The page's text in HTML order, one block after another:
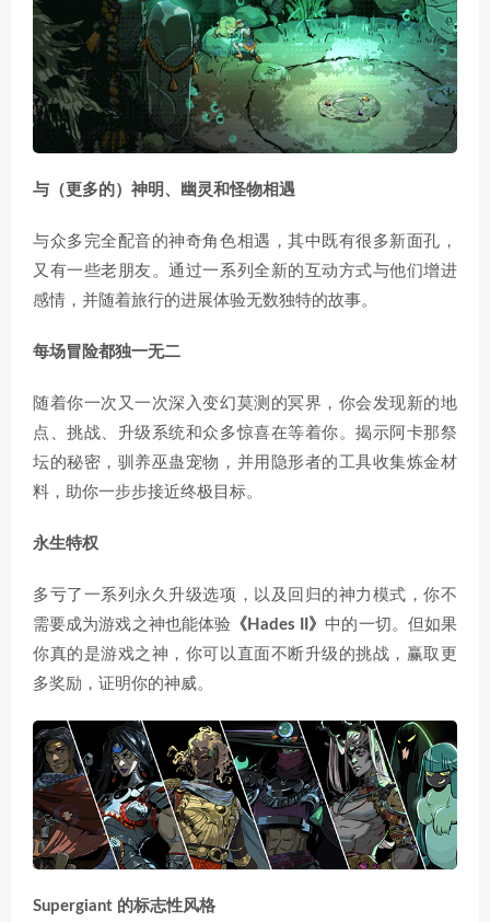
与（更多的）神明、幽灵和怪物相遇
与众多完全配音的神奇角色相遇，其中既有很多新面孔，
又有一些老朋友。通过一系列全新的互动方式与他们增进
感情，并随着旅行的进展体验无数独特的故事。
每场冒险都独一无二
随着你一次又一次深入变幻莫测的冥界，你会发现新的地
点、挑战、升级系统和众多惊喜在等着你。揭示阿卡那祭
坛的秘密，驯养巫蛊宠物，并用隐形者的工具收集炼金材
料，助你一步步接近终极目标。
永生特权
多亏了一系列永久升级选项，以及回归的神力模式，你不
需要成为游戏之神也能体验 《Hades II》中的一切。但如果
你真的是游戏之神，你可以直面不断升级的挑战，赢取更
多奖励，证明你的神威。
Supergiant 的标志性风格